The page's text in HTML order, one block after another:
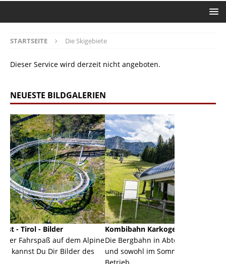
STARTSEITE Die Skigebiete
Dieser Service wird derzeit nicht angeboten.
NEUESTE BILDGALERIEN
Alpine
des
Kombibahn Karkogel - Abtenau - Salzburg
Die Bergbahn in Abtenau ist eine Kombibahn
und sowohl im Sommer als auch im Winter in